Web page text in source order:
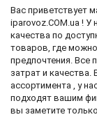
Вас приветствует
iparovoz.COM.ua !
качества по
товаров, где
предпочтения. Все
затрат и качества.
ассортимента , у
подходят вашим
вы заметите